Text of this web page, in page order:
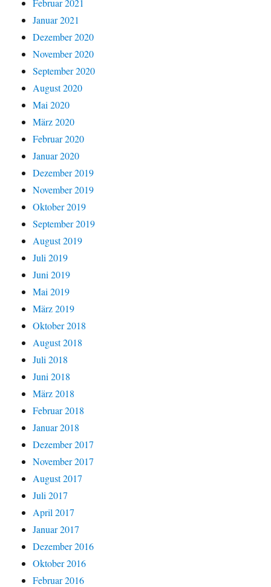
Februar 2021
Januar 2021
Dezember 2020
November 2020
September 2020
August 2020
Mai 2020
März 2020
Februar 2020
Januar 2020
Dezember 2019
November 2019
Oktober 2019
September 2019
August 2019
Juli 2019
Juni 2019
Mai 2019
März 2019
Oktober 2018
August 2018
Juli 2018
Juni 2018
März 2018
Februar 2018
Januar 2018
Dezember 2017
November 2017
August 2017
Juli 2017
April 2017
Januar 2017
Dezember 2016
Oktober 2016
Februar 2016